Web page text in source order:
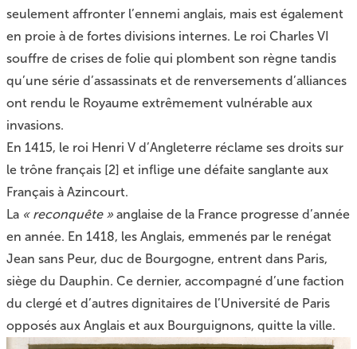
seulement affronter l’ennemi anglais, mais est également
en proie à de fortes divisions internes. Le roi Charles VI
souffre de crises de folie qui plombent son règne tandis
qu’une série d’assassinats et de renversements d’alliances
ont rendu le Royaume extrêmement vulnérable aux
invasions.
En 1415, le roi Henri V d’Angleterre réclame ses droits sur
le trône français [2] et inflige une défaite sanglante aux
Français à Azincourt.
La « reconquête »anglaise de la France progresse d’année
en année. En 1418, les Anglais, emmenés par le renégat
Jean sans Peur, duc de Bourgogne, entrent dans Paris,
siège du Dauphin. Ce dernier, accompagné d’une faction
du clergé et d’autres dignitaires de l’Université de Paris
opposés aux Anglais et aux Bourguignons, quitte la ville.